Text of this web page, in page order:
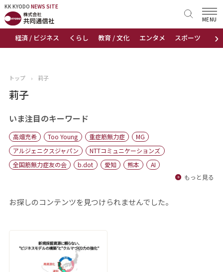
KK KYODO NEWS SITE
›
経済 / ビジネス くらし 教育 / 文化 エンタメ スポーツ 地域
MENU
KK KYODONEWS SITE
トップページ
ニュース
おすすめコンテンツ
出版物
会社概要
トップ › 莉子
莉子
いま注目のキーワード
高畑充希 Too Young 重症筋無力症
MG
アルジェニクスジャパン
NTTコミュニケーションズ
全国筋無力症友の会
b.dot 愛知 熊本
AI
もっと見る
お探しのコンテンツを見つけられませんでした。